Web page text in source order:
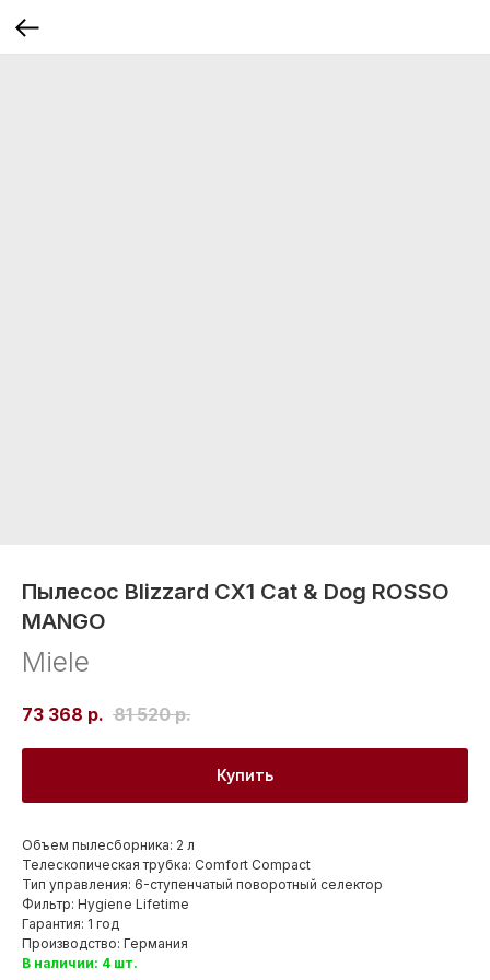
Пылесос Blizzard CX1 Cat & Dog ROSSO
MANGO
Miele
73 368 р. 81 520 р.
Купить
Объем пылесборника: 2 л
Телескопическая трубка: Comfort Compact
Тип управления: 6-ступенчатый поворотный селектор
Фильтр: Hygiene Lifetime
Гарантия: 1 год
Производство: Германия
В наличии: 4 шт.